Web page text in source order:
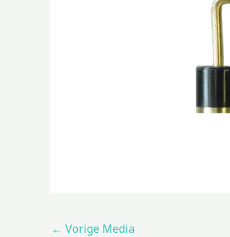
← Vorige Media